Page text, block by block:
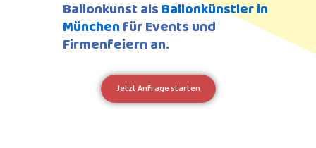
Ballonkunst alsBallonkünstler in
Münchenfür Events und
Firmenfeiern an.
Jetzt Anfrage starten